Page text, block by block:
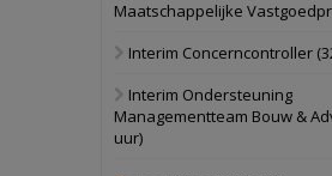
Maatschappelijke
Interim Concerncontroller
Interim Ondersteuning
Managementteam Bouw &
uur)